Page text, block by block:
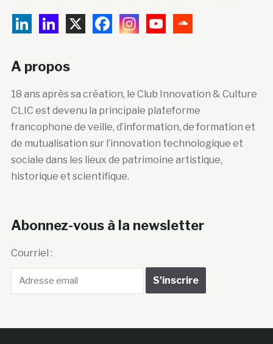
A propos
18 ans après sa création, le Club Innovation & Culture
CLIC est devenu la principale plateforme
francophone de veille, d’information, de formation et
de mutualisation sur l’innovation technologique et
sociale dans les lieux de patrimoine artistique,
historique et scientifique.
Abonnez-vous à la newsletter
Courriel :